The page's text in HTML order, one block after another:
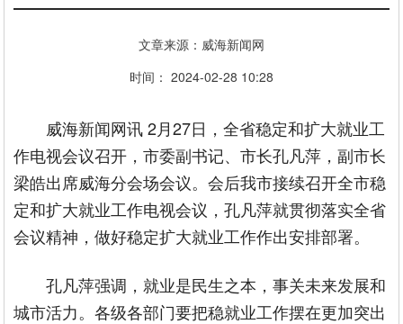
文章来源：威海新闻网
时间： 2024-02-28 10:28
威海新闻网讯 2月27日，全省稳定和扩大就业工
作电视会议召开，市委副书记、市长孔凡萍，副市长
梁皓出席威海分会场会议。会后我市接续召开全市稳
定和扩大就业工作电视会议，孔凡萍就贯彻落实全省
会议精神，做好稳定扩大就业工作作出安排部署。
孔凡萍强调，就业是民生之本，事关未来发展和
城市活力。各级各部门要把稳就业工作摆在更加突出